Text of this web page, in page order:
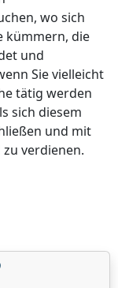
wo sich
kümmern, die
und
Sie vielleicht
tätig werden
sich diesem
und mit
verdienen.